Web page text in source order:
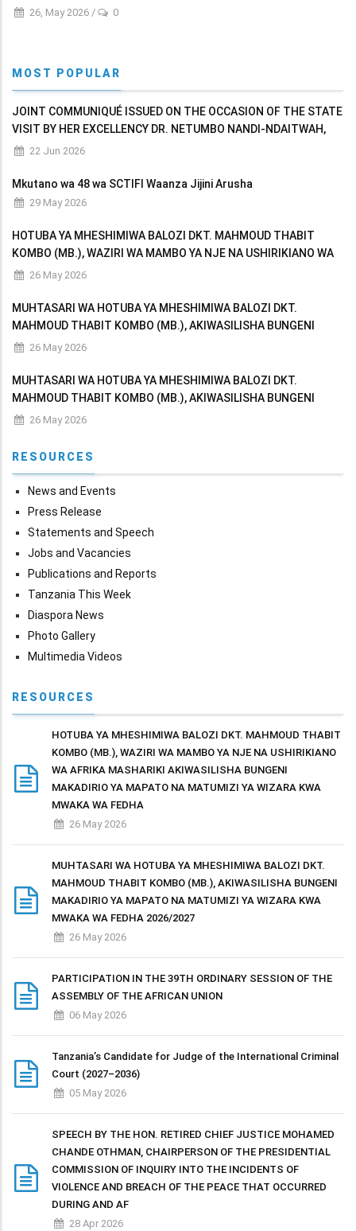
26, May 2026 / 0
MOST POPULAR
JOINT COMMUNIQUÉ ISSUED ON THE OCCASION OF THE STATE
VISIT BY HER EXCELLENCY DR. NETUMBO NANDI-NDAITWAH,
PRESIDENT OF THE REPUBLIC OF NAMIBIA TO THE UNITED
22 Jun 2026
Mkutano wa 48 wa SCTIFI Waanza Jijini Arusha
29 May 2026
HOTUBA YA MHESHIMIWA BALOZI DKT. MAHMOUD THABIT
KOMBO (MB.), WAZIRI WA MAMBO YA NJE NA USHIRIKIANO WA
AFRIKA MASHARIKI AKIWASILISHA BUNGENI MAKADIRIO YA
26 May 2026
MUHTASARI WA HOTUBA YA MHESHIMIWA BALOZI DKT.
MAHMOUD THABIT KOMBO (MB.), AKIWASILISHA BUNGENI
MAKADIRIO YA MAPATO NA MATUMIZI YA WIZARA KWA MWAKA
26 May 2026
MUHTASARI WA HOTUBA YA MHESHIMIWA BALOZI DKT.
MAHMOUD THABIT KOMBO (MB.), AKIWASILISHA BUNGENI
MAKADIRIO YA MAPATO NA MATUMIZI YA WIZARA KWA MWAKA
26 May 2026
RESOURCES
News and Events
Press Release
Statements and Speech
Jobs and Vacancies
Publications and Reports
Tanzania This Week
Diaspora News
Photo Gallery
Multimedia Videos
RESOURCES
HOTUBA YA MHESHIMIWA BALOZI DKT. MAHMOUD THABIT
KOMBO (MB.), WAZIRI WA MAMBO YA NJE NA USHIRIKIANO
WA AFRIKA MASHARIKI AKIWASILISHA BUNGENI
MAKADIRIO YA MAPATO NA MATUMIZI YA WIZARA KWA
MWAKA WA FEDHA
26 May 2026
MUHTASARI WA HOTUBA YA MHESHIMIWA BALOZI DKT.
MAHMOUD THABIT KOMBO (MB.), AKIWASILISHA BUNGENI
MAKADIRIO YA MAPATO NA MATUMIZI YA WIZARA KWA
MWAKA WA FEDHA 2026/2027
26 May 2026
PARTICIPATION IN THE 39TH ORDINARY SESSION OF THE
ASSEMBLY OF THE AFRICAN UNION
06 May 2026
Tanzania’s Candidate for Judge of the International Criminal
Court (2027–2036)
05 May 2026
SPEECH BY THE HON. RETIRED CHIEF JUSTICE MOHAMED
CHANDE OTHMAN, CHAIRPERSON OF THE PRESIDENTIAL
COMMISSION OF INQUIRY INTO THE INCIDENTS OF
VIOLENCE AND BREACH OF THE PEACE THAT OCCURRED
DURING AND AF
28 Apr 2026